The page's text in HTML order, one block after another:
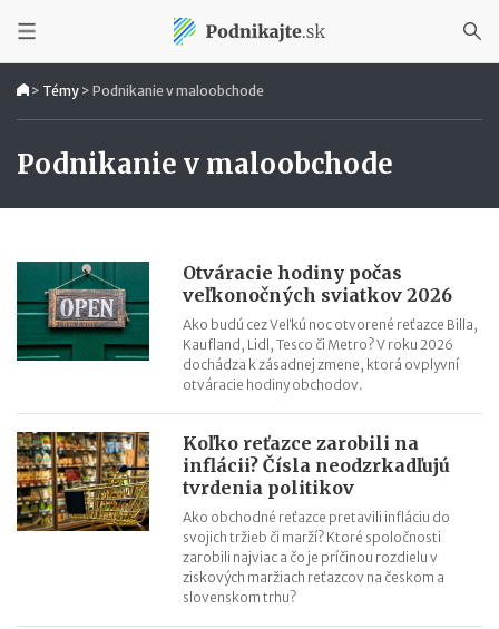
> Témy > Podnikanie v maloobchode
Podnikanie v maloobchode
Otváracie hodiny počas
veľkonočných sviatkov 2026
Ako budú cez Veľkú noc otvorené reťazce Billa,
Kaufland, Lidl, Tesco či Metro? V roku 2026
dochádza k zásadnej zmene, ktorá ovplyvní
otváracie hodiny obchodov.
Koľko reťazce zarobili na
inflácii? Čísla neodzrkadľujú
tvrdenia politikov
Ako obchodné reťazce pretavili infláciu do
svojich tržieb či marží? Ktoré spoločnosti
zarobili najviac a čo je príčinou rozdielu v
ziskových maržiach reťazcov na českom a
slovenskom trhu?